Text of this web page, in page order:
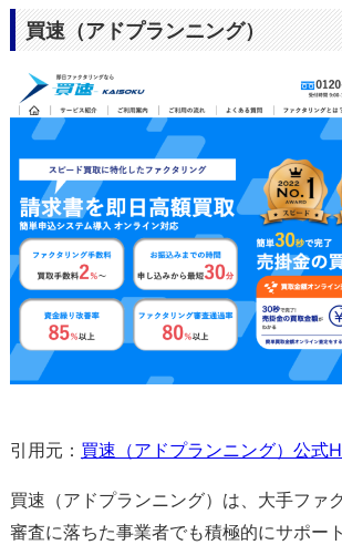
買速（アドプランニング）
引用元： 買速（アドプランニング）公式
買速（アドプランニング）は、大手ファ
審査に落ちた事業者でも積極的にサポー